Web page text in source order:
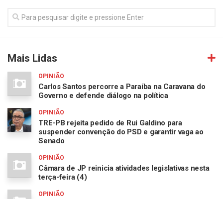
Mais Lidas
OPINIÃO
Carlos Santos percorre a Paraíba na Caravana do
Governo e defende diálogo na política
OPINIÃO
TRE-PB rejeita pedido de Rui Galdino para
suspender convenção do PSD e garantir vaga ao
Senado
OPINIÃO
Câmara de JP reinicia atividades legislativas nesta
terça-feira (4)
OPINIÃO